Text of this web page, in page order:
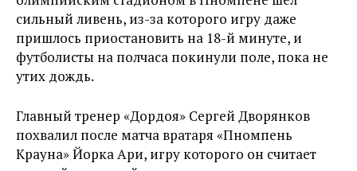
сильный ливень, из-за которого игру даже
пришлось приостановить на 18-й минуте, и
футболисты на полчаса покинули поле, пока не
утих дождь.
Главный тренер «Дордоя» Сергей Дворянков
похвалил после матча вратаря «Пномпень
Крауна» Йорка Ари, игру которого он считает